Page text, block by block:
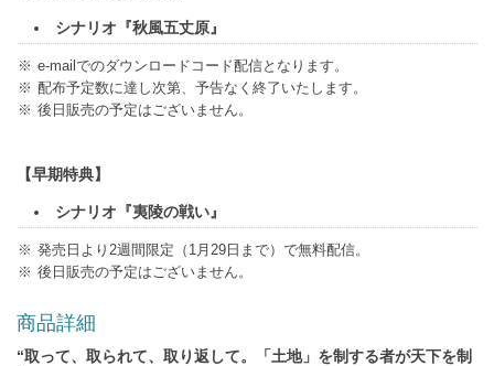
シナリオ『秋風五丈原』
e-mailでのダウンロードコード配信となります。
配布予定数に達し次第、予告なく終了いたします。
後日販売の予定はございません。
【早期特典】
シナリオ『夷陵の戦い』
発売日より2週間限定（1月29日まで）で無料配信。
後日販売の予定はございません。
商品詳細
“取って、取られて、取り返して。「土地」を制する者が天下を制